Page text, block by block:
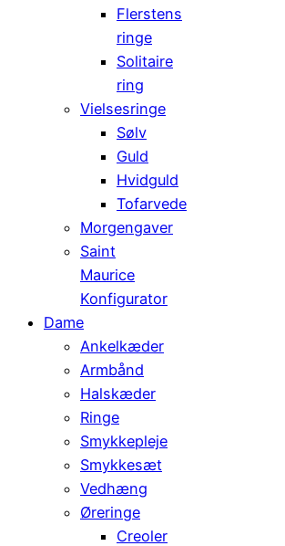
Flerstens
ringe
Solitaire
ring
Vielsesringe
Sølv
Guld
Hvidguld
Tofarvede
Morgengaver
Saint
Maurice
Konfigurator
Dame
Ankelkæder
Armbånd
Halskæder
Ringe
Smykkepleje
Smykkesæt
Vedhæng
Øreringe
Creoler